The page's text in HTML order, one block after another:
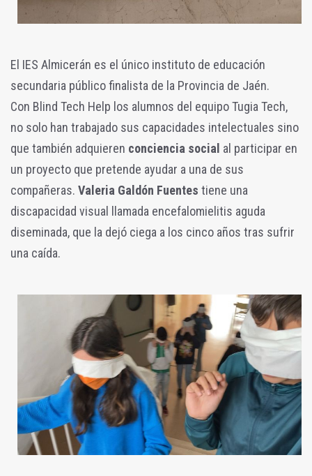
El IES Almicerán es el único instituto de educación
secundaria público finalista de la Provincia de Jaén.
Con Blind Tech Help los alumnos del equipo Tugia Tech,
no solo han trabajado sus capacidades intelectuales sino
que también adquieren conciencia social al participar en
un proyecto que pretende ayudar a una de sus
compañeras. Valeria Galdón Fuentes tiene una
discapacidad visual llamada encefalomielitis aguda
diseminada, que la dejó ciega a los cinco años tras sufrir
una caída.